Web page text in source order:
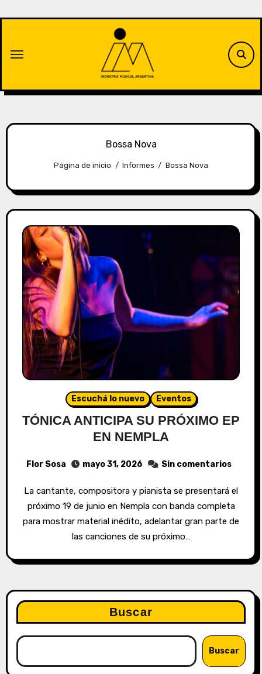
Bossa Nova
Página de inicio Informes Bossa Nova
Escuchá lo nuevo Eventos
TÓNICA ANTICIPA SU PRÓXIMO EP
EN NEMPLA
Flor Sosa mayo 31, 2026 Sin comentarios
La cantante, compositora y pianista se presentará el
próximo 19 de junio en Nempla con banda completa
para mostrar material inédito, adelantar gran parte de
las canciones de su próximo…
Buscar
Buscar